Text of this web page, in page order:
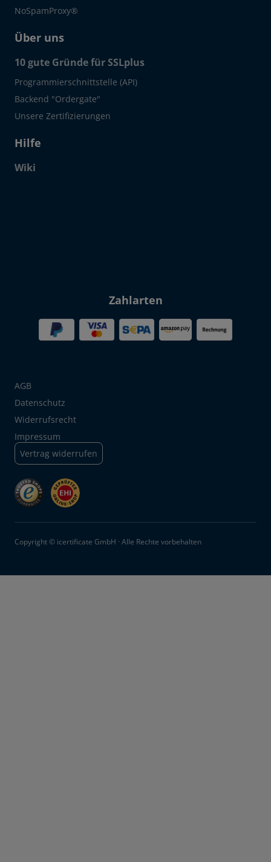
NoSpamProxy®
Über uns
10 gute Gründe für SSLplus
Programmierschnittstelle (API)
Backend "Ordergate"
Unsere Zertifizierungen
Hilfe
Wiki
Zahlarten
AGB
Datenschutz
Widerrufsrecht
Impressum
Vertrag widerrufen
Copyright © icertificate GmbH · Alle Rechte vorbehalten